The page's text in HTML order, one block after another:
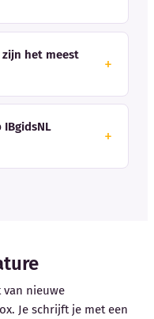
het meest
van nieuwe
Je schrijft je met een